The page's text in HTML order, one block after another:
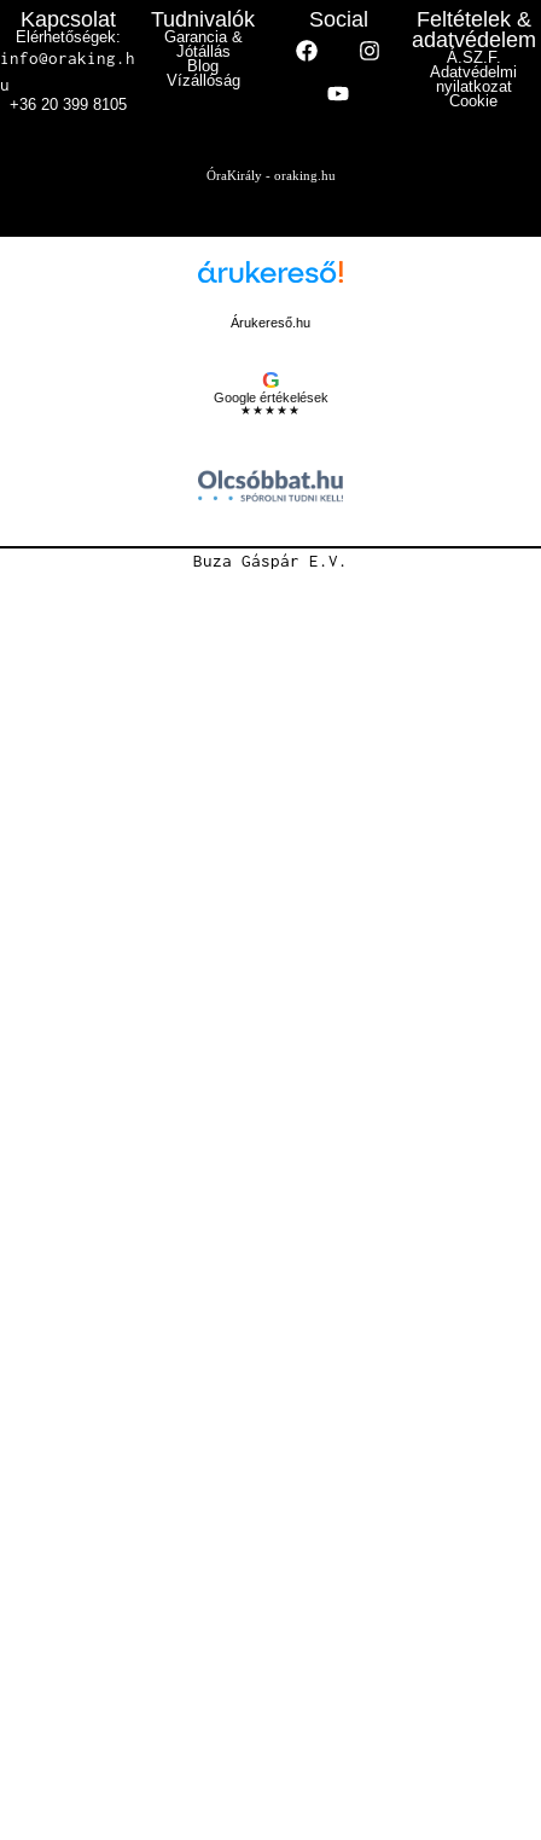
Kapcsolat
Elérhetőségek:
info@oraking.h
u
+36 20 399 8105
Tudnivalók
Garancia &
Jótállás
Blog
Vízállóság
Social
Feltételek &
adatvédelem
Á.SZ.F.
Adatvédelmi
nyilatkozat
Cookie
ÓraKirály - oraking.hu
Árukereső.hu
G
Google értékelések
★★★★★
Buza Gáspár E.V.